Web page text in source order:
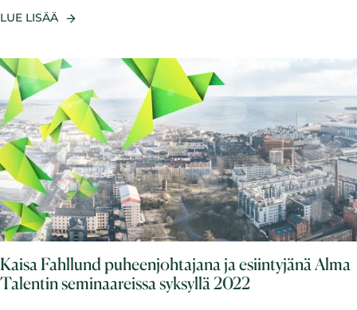
LUE LISÄÄ
Kaisa Fahllund puheenjohtajana ja esiintyjänä Alma
Talentin seminaareissa syksyllä 2022